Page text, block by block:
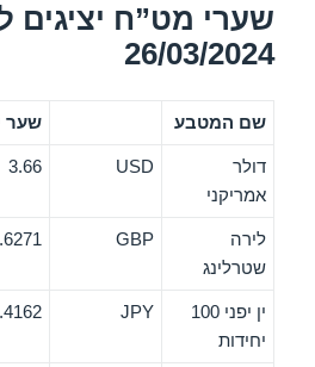
שערי מט”ח יציגים
26/03/2024
שם המטבע שער
דולר
אמריקני
USD
3.66
לירה
שטרלינג
GBP
ין יפני 100
יחידות
JPY